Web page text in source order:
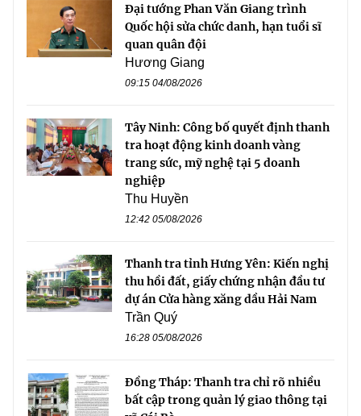
Đại tướng Phan Văn Giang trình
Quốc hội sửa chức danh, hạn tuổi sĩ
quan quân đội
Hương Giang
09:15 04/08/2026
Tây Ninh: Công bố quyết định thanh
tra hoạt động kinh doanh vàng
trang sức, mỹ nghệ tại 5 doanh
nghiệp
Thu Huyền
12:42 05/08/2026
Thanh tra tỉnh Hưng Yên: Kiến nghị
thu hồi đất, giấy chứng nhận đầu tư
dự án Cửa hàng xăng dầu Hải Nam
Trần Quý
16:28 05/08/2026
Đồng Tháp: Thanh tra chỉ rõ nhiều
bất cập trong quản lý giao thông tại